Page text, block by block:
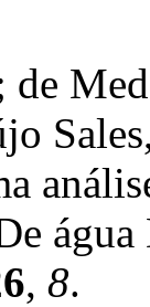
de
, 8.